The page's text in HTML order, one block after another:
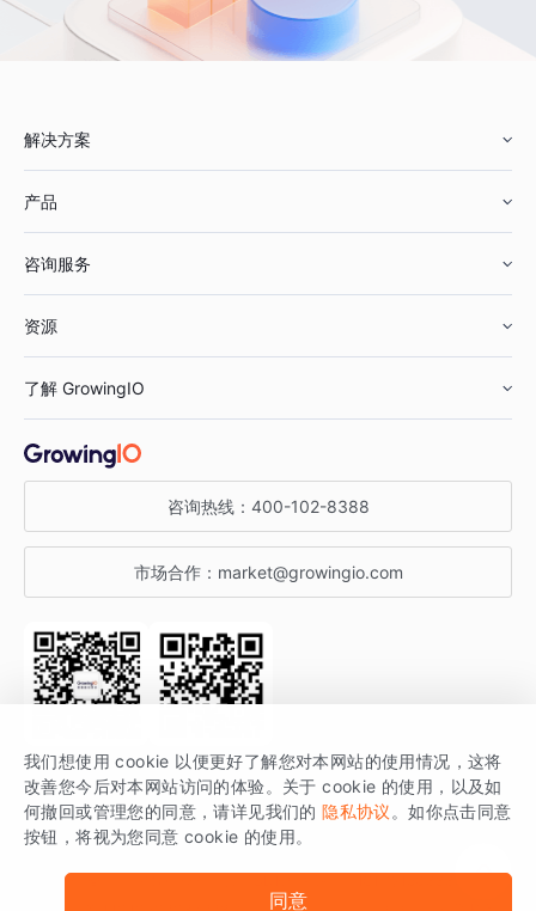
解决方案
鞋服行业
汽车行业
金融行业
产品
智能运营
获客分析
咨询服务
资源
增长公开课
增长博客
开发者文档
SDK 文档
场景指南
了解 GrowingIO
关于 GrowingIO
增长大会
行业活动
咨询热线： 400-102-8388
市场合作： market@growingio.com
关注公众号 获取更多干货
GrowingIO 是专注于数据智能分析与增长的品牌，核心平台为 GrowingIO
分析云。
版权所有 © 北京易数科技有限公司
我们想使用 cookie 以便更好了解您对本网站的使用情况，这将
改善您今后对本网站访问的体验。关于 cookie 的使用，以及如
何撤回或管理您的同意，请详见我们的 隐私协议 。如你点击同意
按钮，将视为您同意 cookie 的使用。
同意